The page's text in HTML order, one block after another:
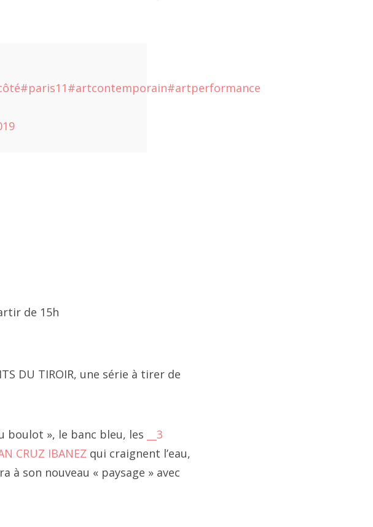
#paris11#artcontemporain#artperformance
de 15h
DU TIROIR, une série à tirer de
boulot », le banc bleu, les
__3
CRUZ IBANEZ qui craignent l’eau,
à son nouveau « paysage » avec